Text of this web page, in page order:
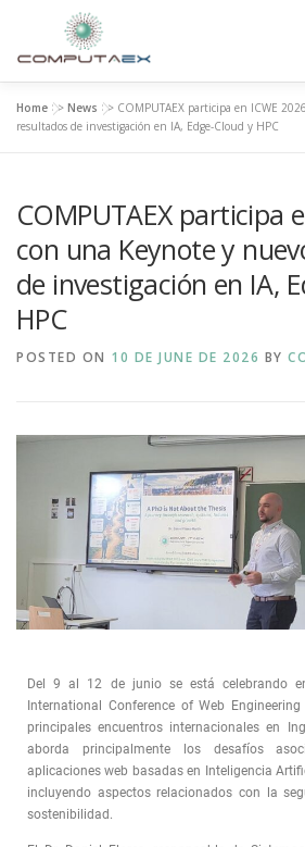
HOME THE FOUNDATION
SUPERCOMPUTING NEWS
RESEARCH AND INNOVATION
Home >> News >> COMPUTAEX participa en ICWE
resultados de investigación en IA, Edge-Cloud y HPC
COMPUTAEX participa
con una Keynote y
de investigación en IA,
HPC
POSTED ON 10 DE JUNE DE 2026 BY
Del 9 al 12 de junio se está celebrando
International Conference of Web
principales encuentros internacionales en
aborda principalmente los desafíos
aplicaciones web basadas en Inteligencia
incluyendo aspectos relacionados con la
sostenibilidad.